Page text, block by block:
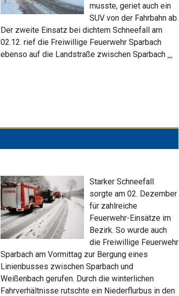
musste, geriet auch ein
SUV von der Fahrbahn ab.
Der zweite Einsatz bei dichtem Schneefall am
02.12. rief die Freiwillige Feuerwehr Sparbach
ebenso auf die Landstraße zwischen Sparbach …
Starker Schneefall
sorgte am 02. Dezember
für zahlreiche
Feuerwehr-Einsätze im
Bezirk. So wurde auch
die Freiwillige Feuerwehr
Sparbach am Vormittag zur Bergung eines
Linienbusses zwischen Sparbach und
Weißenbach gerufen. Durch die winterlichen
Fahrverhältnisse rutschte ein Niederflurbus in den